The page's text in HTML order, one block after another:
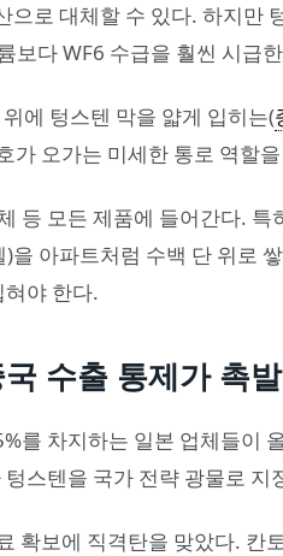
으로 대체할 수 있다. 하지만
보다 WF6 수급을 훨씬 시급
위에 텅스텐 막을 얇게 입히는(
가 오가는 미세한 통로 역할
등 모든 제품에 들어간다.
을 아파트처럼 수백 단 위로
야 한다.
수출 통제가 촉발
를 차지하는 일본 업체들이
스텐을 국가 전략 광물로
확보에 직격탄을 맞았다. 칸